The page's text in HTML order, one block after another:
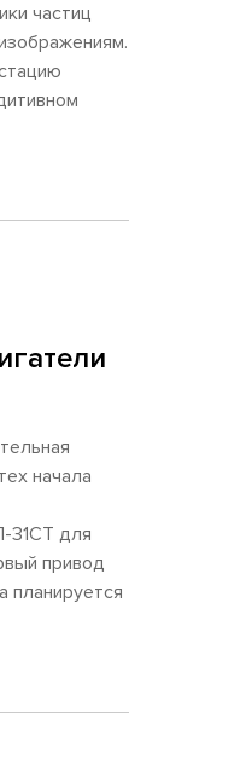
частиц
начала
31СТ для
привод
планируется